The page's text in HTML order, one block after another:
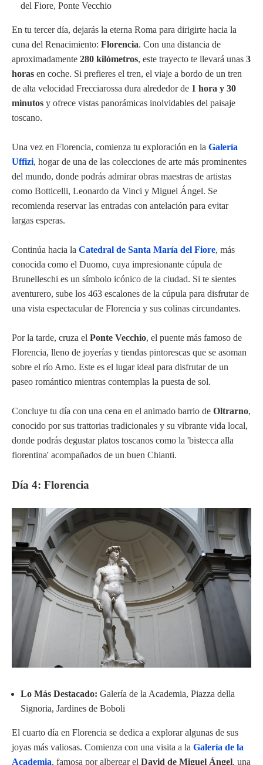
del Fiore, Ponte Vecchio
En tu tercer día, dejarás la eterna Roma para dirigirte hacia la
cuna del Renacimiento: Florencia. Con una distancia de
aproximadamente 280 kilómetros, este trayecto te llevará unas 3
horas en coche. Si prefieres el tren, el viaje a bordo de un tren
de alta velocidad Frecciarossa dura alrededor de 1 hora y 30
minutos y ofrece vistas panorámicas inolvidables del paisaje
toscano.
Una vez en Florencia, comienza tu exploración en la Galería
Uffizi, hogar de una de las colecciones de arte más prominentes
del mundo, donde podrás admirar obras maestras de artistas
como Botticelli, Leonardo da Vinci y Miguel Ángel. Se
recomienda reservar las entradas con antelación para evitar
largas esperas.
Continúa hacia la Catedral de Santa María del Fiore, más
conocida como el Duomo, cuya impresionante cúpula de
Brunelleschi es un símbolo icónico de la ciudad. Si te sientes
aventurero, sube los 463 escalones de la cúpula para disfrutar de
una vista espectacular de Florencia y sus colinas circundantes.
Por la tarde, cruza el Ponte Vecchio, el puente más famoso de
Florencia, lleno de joyerías y tiendas pintorescas que se asoman
sobre el río Arno. Este es el lugar ideal para disfrutar de un
paseo romántico mientras contemplas la puesta de sol.
Concluye tu día con una cena en el animado barrio de Oltrarno,
conocido por sus trattorias tradicionales y su vibrante vida local,
donde podrás degustar platos toscanos como la 'bistecca alla
fiorentina' acompañados de un buen Chianti.
Día 4: Florencia
Lo Más Destacado: Galería de la Academia, Piazza della
Signoria, Jardines de Boboli
El cuarto día en Florencia se dedica a explorar algunas de sus
joyas más valiosas. Comienza con una visita a la Galería de la
Academia, famosa por albergar el David de Miguel Ángel, una